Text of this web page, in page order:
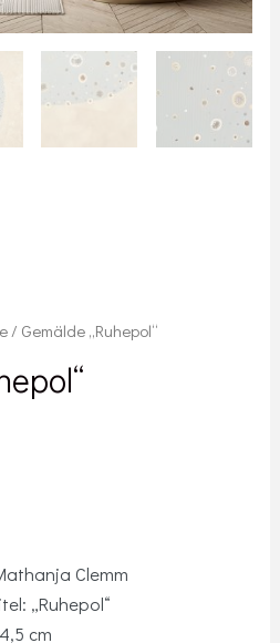
/ Gemälde „Ruhepol“
Clemm
„Ruhepol“
cm